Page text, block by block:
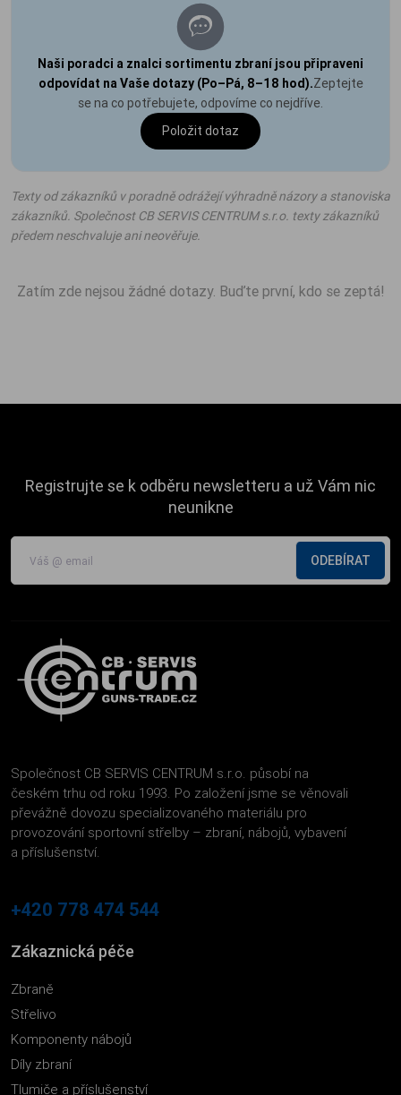
Naši poradci a znalci sortimentu zbraní jsou připraveni
odpovídat na Vaše dotazy (Po–Pá, 8–18 hod).Zeptejte
se na co potřebujete, odpovíme co nejdříve.
Položit dotaz
Texty od zákazníků v poradně odrážejí výhradně názory a stanoviska
zákazníků. Společnost CB SERVIS CENTRUM s.r.o. texty zákazníků
předem neschvaluje ani neověřuje.
Zatím zde nejsou žádné dotazy. Buďte první, kdo se zeptá!
Registrujte se k odběru newsletteru a už Vám nic
neunikne
ODEBÍRAT
Společnost CB SERVIS CENTRUM s.r.o. působí na
českém trhu od roku 1993. Po založení jsme se věnovali
převážně dovozu specializovaného materiálu pro
provozování sportovní střelby – zbraní, nábojů, vybavení
a příslušenství.
+420 778 474 544
Zákaznická péče
Zbraně
Střelivo
Komponenty nábojů
Díly zbraní
Tlumiče a příslušenství